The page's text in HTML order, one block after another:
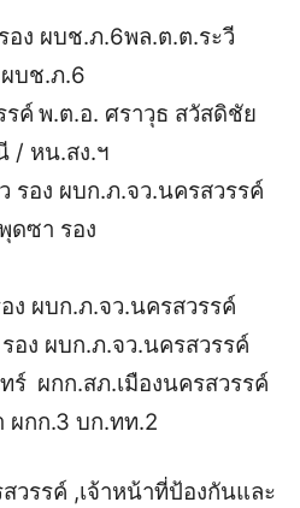
รอง ผบช.ภ.6พล.ต.ต.ระวี
ผบช.ภ.6
รค์ พ.ต.อ. ศราวุธ สวัสดิชัย
/ หน.สง.ฯ
รอง ผบก.ภ.จว.นครสวรรค์
ดซา รอง
ง ผบก.ภ.จว.นครสวรรค์
รอง ผบก.ภ.จว.นครสวรรค์
ร์ ผกก.สภ.เมืองนครสวรรค์
ผกก.3 บก.ทท.2
วรรค์ ,เจ้าหน้าที่ป้องกันและ